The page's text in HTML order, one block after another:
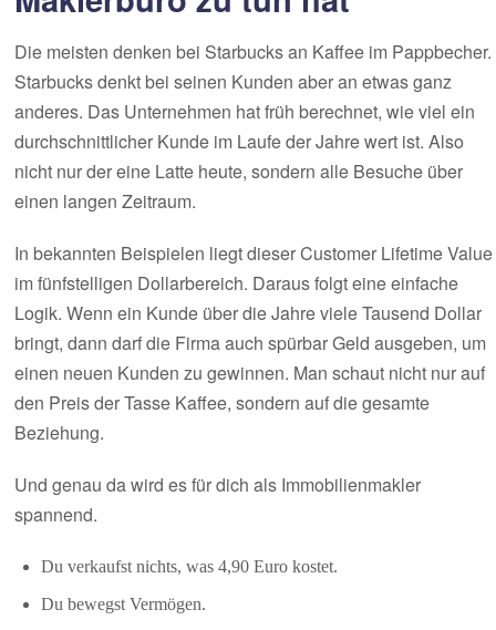
Die meisten denken bei Starbucks an Kaffee im Pappbecher.
Starbucks denkt bei seinen Kunden aber an etwas ganz
anderes. Das Unternehmen hat früh berechnet, wie viel ein
durchschnittlicher Kunde im Laufe der Jahre wert ist. Also
nicht nur der eine Latte heute, sondern alle Besuche über
einen langen Zeitraum.
In bekannten Beispielen liegt dieser Customer Lifetime Value
im fünfstelligen Dollarbereich. Daraus folgt eine einfache
Logik. Wenn ein Kunde über die Jahre viele Tausend Dollar
bringt, dann darf die Firma auch spürbar Geld ausgeben, um
einen neuen Kunden zu gewinnen. Man schaut nicht nur auf
den Preis der Tasse Kaffee, sondern auf die gesamte
Beziehung.
Und genau da wird es für dich als Immobilienmakler
spannend.
Du verkaufst nichts, was 4,90 Euro kostet.
Du bewegst Vermögen.